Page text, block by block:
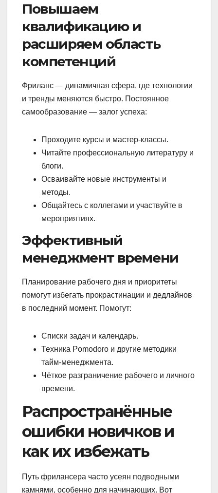
Повышаем
квалификацию и
расширяем область
компетенций
Фриланс — динамичная сфера, где технологии
и тренды меняются быстро. Постоянное
самообразование — залог успеха:
Проходите курсы и мастер-классы.
Читайте профессиональную литературу и
блоги.
Осваивайте новые инструменты и
методы.
Общайтесь с коллегами и участвуйте в
мероприятиях.
Эффективный
менеджмент времени
Планирование рабочего дня и приоритеты
помогут избегать прокрастинации и дедлайнов
в последний момент. Помогут:
Списки задач и календарь.
Техника Pomodoro и другие методики
тайм-менеджмента.
Чёткое разграничение рабочего и личного
времени.
Распространённые
ошибки новичков и
как их избежать
Путь фрилансера часто усеян подводными
камнями, особенно для начинающих. Вот